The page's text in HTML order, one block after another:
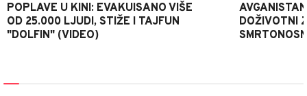
POPLAVE U KINI: EVAKUISANO VIŠE
OD 25.000 LJUDI, STIŽE I TAJFUN
"DOLFIN" (VIDEO)
DOŽIVOTNI